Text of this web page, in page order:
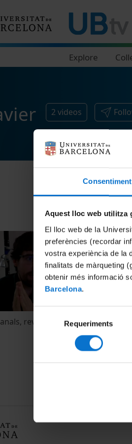
Consentiment
Aquest lloc web utilitza
El lloc web de la
preferències (recordar
vostra experiència de la
finalitats de màrqueting
obtenir més informació
Barcelona.
Selecció
de
consentiment
Requeriments
Explore
2 videos
revisió d'un cas
IX
´Europa,
climàtic?